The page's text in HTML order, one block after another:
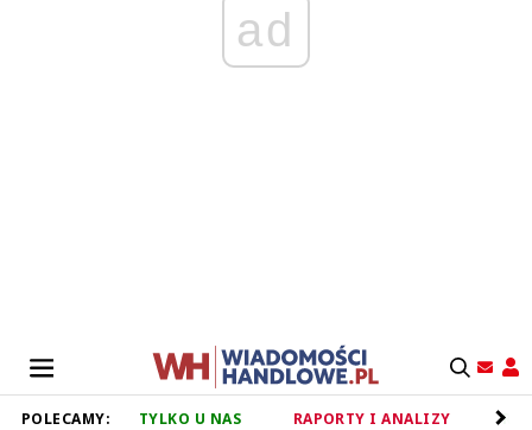
ad
POLECAMY: TYLKO U NAS RAPORTY I ANALIZY